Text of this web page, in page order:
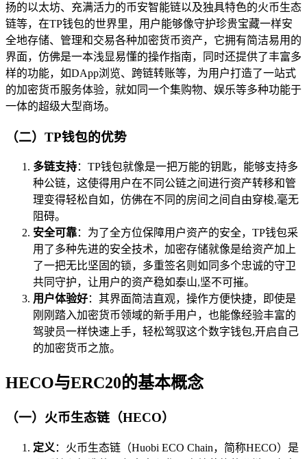
扬的以太坊、充满活力的币安智能链以及独具特色的火币生态
链等，在TP钱包的世界里，用户能够像守护珍贵宝藏一样安
全地存储、管理和交易各种加密货币资产，它拥有简洁易用的
界面，仿佛是一本浅显易懂的操作指南，同时还提供了丰富多
样的功能，如DApp浏览、跨链转账等，为用户打造了一站式
的加密货币服务体验，就如同一个集购物、娱乐等多种功能于
一体的超级大型商场。
（二）TP钱包的优势
多链支持：TP钱包就像是一把万能的钥匙，能够支持多
种公链，这使得用户在不同公链之间进行资产转移和管
理变得轻松自如，仿佛在不同的房间之间自由穿梭,毫无
阻碍。
安全可靠：为了全方位保障用户资产的安全，TP钱包采
用了多种先进的安全技术，加密存储就像是给资产加上
了一把无比坚固的锁，多重签名则如同多个忠诚的守卫
共同守护，让用户的资产稳如泰山,坚不可摧。
用户体验好：其界面简洁直观，操作方便快捷，即使是
刚刚踏入加密货币领域的新手用户，也能像经验丰富的
驾驶员一样快速上手，轻松驾驭这个数字钱包,开启自己
的加密货币之旅。
HECO与ERC20的基本概念
（一）火币生态链（HECO）
定义 ：火币生态链（Huobi ECO Chain，简称HECO）是